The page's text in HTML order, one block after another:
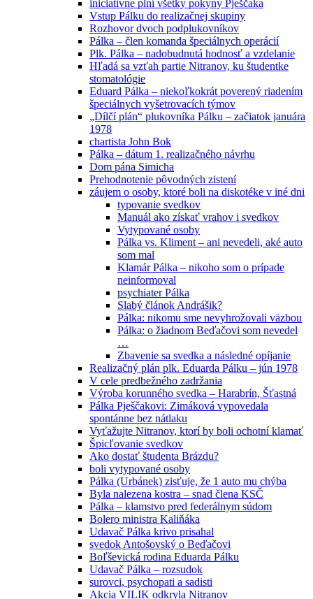
iniciatívne plní všetky pokyny Pješčaka
Vstup Pálku do realizačnej skupiny
Rozhovor dvoch podplukovníkov
Pálka – člen komanda špeciálnych operácií
Plk. Pálka – nadobudnutá hodnosť a vzdelanie
Hľadá sa vzťah partie Nitranov, ku študentke
stomatológie
Eduard Pálka – niekoľkokrát poverený riadením
špeciálnych vyšetrovacích týmov
„Dílčí plán“ plukovníka Pálku – začiatok januára
1978
chartista John Bok
Pálka – dátum 1. realizačného návrhu
Dom pána Simicha
Prehodnotenie pôvodných zistení
záujem o osoby, ktoré boli na diskotéke v iné dni
typovanie svedkov
Manuál ako získať vrahov i svedkov
Vytypované osoby
Pálka vs. Kliment – ani nevedeli, aké auto
som mal
Klamár Pálka – nikoho som o prípade
neinformoval
psychiater Pálka
Slabý článok Andrášik?
Pálka: nikomu sme nevyhrožovali väzbou
Pálka: o žiadnom Beďačovi som nevedel
…
Zbavenie sa svedka a následné opíjanie
Realizačný plán plk. Eduarda Pálku – jún 1978
V cele predbežného zadržania
Výroba korunného svedka – Harabrín, Šťastná
Pálka Pješčakovi: Zimáková vypovedala
spontánne bez nátlaku
Vyťažujte Nitranov, ktorí by boli ochotní klamať
Špicľovanie svedkov
Ako dostať študenta Brázdu?
boli vytypované osoby
Pálka (Urbánek) zisťuje, že 1 auto mu chýba
Byla nalezena kostra – snad člena KSČ
Pálka – klamstvo pred federálnym súdom
Bolero ministra Kaliňáka
Udavač Pálka krivo prisahal
svedok Antošovský o Beďačovi
Boľševická rodina Eduarda Pálku
Udavač Pálka – rozsudok
surovci, psychopati a sadisti
Akcia VILIK odkryla Nitranov